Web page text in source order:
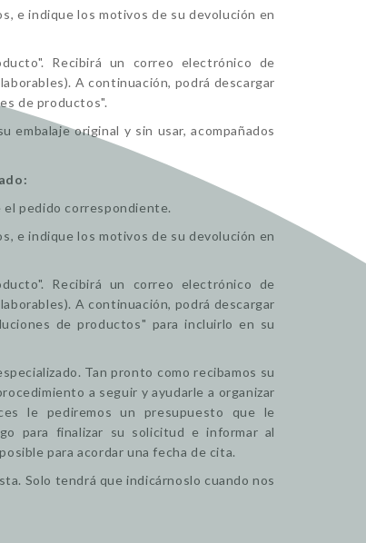
e indique los motivos de su devolución en
Recibirá un correo electrónico de
A continuación, podrá descargar
de productos".
original y sin usar, acompañados
el pedido correspondiente.
e indique los motivos de su devolución en
Recibirá un correo electrónico de
A continuación, podrá descargar
de productos" para incluirlo en su
Tan pronto como recibamos su
a seguir y ayudarle a organizar
le pediremos un presupuesto que le
para finalizar su solicitud e informar al
para acordar una fecha de cita.
Solo tendrá que indicárnoslo cuando nos